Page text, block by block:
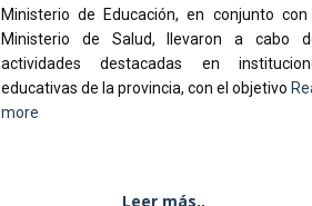
Ministerio de Educación, en conjunto con
Ministerio de Salud, llevaron a cabo
actividades destacadas en
educativas de la provincia, con el objetivo
more
Leer más..